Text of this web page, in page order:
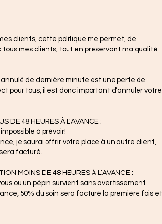
clients, cette politique me permet, de
mes clients, tout en préservant ma qualité
de dernière minute est une perte de
pour tous, il est donc important d’annuler votre
DE 48 HEURES À L'AVANCE :
à prévoir!
je saurai offrir votre place à un autre client,
facturé.
MOINS DE 48 HEURES À L’AVANCE :
ou un pépin survient sans avertissement
50% du soin sera facturé la première fois et